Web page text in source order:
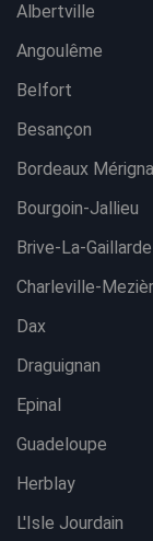
Albertville
Angoulême
Belfort
Besançon
Bordeaux
Bourgoin-Jallieu
Brive-La-Gaillarde
Charleville-
Dax
Draguignan
Epinal
Guadeloupe
Herblay
L'Isle Jourdain